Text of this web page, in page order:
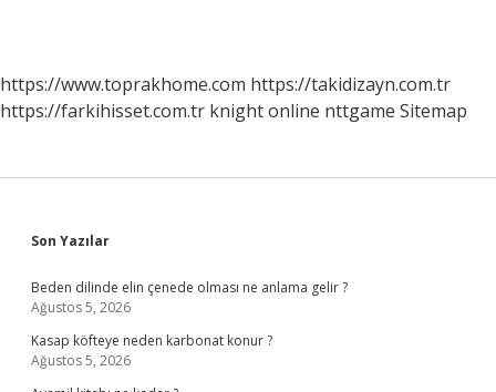
https://www.toprakhome.com https://takidizayn.com.tr
https://farkihisset.com.tr knight online nttgame Sitemap
Sidebar
Son Yazılar
Beden dilinde elin çenede olması ne anlama gelir ?
Ağustos 5, 2026
Kasap köfteye neden karbonat konur ?
Ağustos 5, 2026